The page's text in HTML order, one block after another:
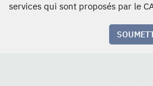
services qui sont proposés par le